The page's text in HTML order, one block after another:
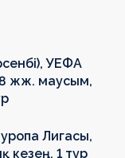
УЕФА
жж. маусым,
Лигасы,
кезең, 1 тур